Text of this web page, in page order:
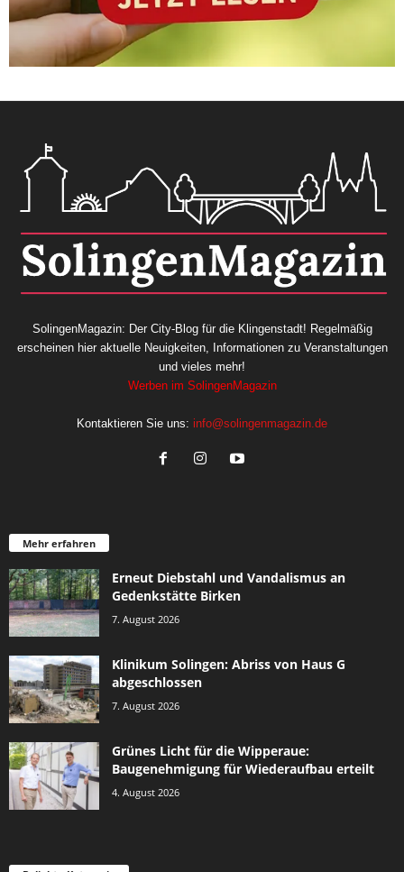
SolingenMagazin: Der City-Blog für die Klingenstadt! Regelmäßig
erscheinen hier aktuelle Neuigkeiten, Informationen zu Veranstaltungen
und vieles mehr!
Werben im SolingenMagazin
Kontaktieren Sie uns: info@solingenmagazin.de
Mehr erfahren
Erneut Diebstahl und Vandalismus an
Gedenkstätte Birken
7. August 2026
Klinikum Solingen: Abriss von Haus G
abgeschlossen
7. August 2026
Grünes Licht für die Wipperaue:
Baugenehmigung für Wiederaufbau erteilt
4. August 2026